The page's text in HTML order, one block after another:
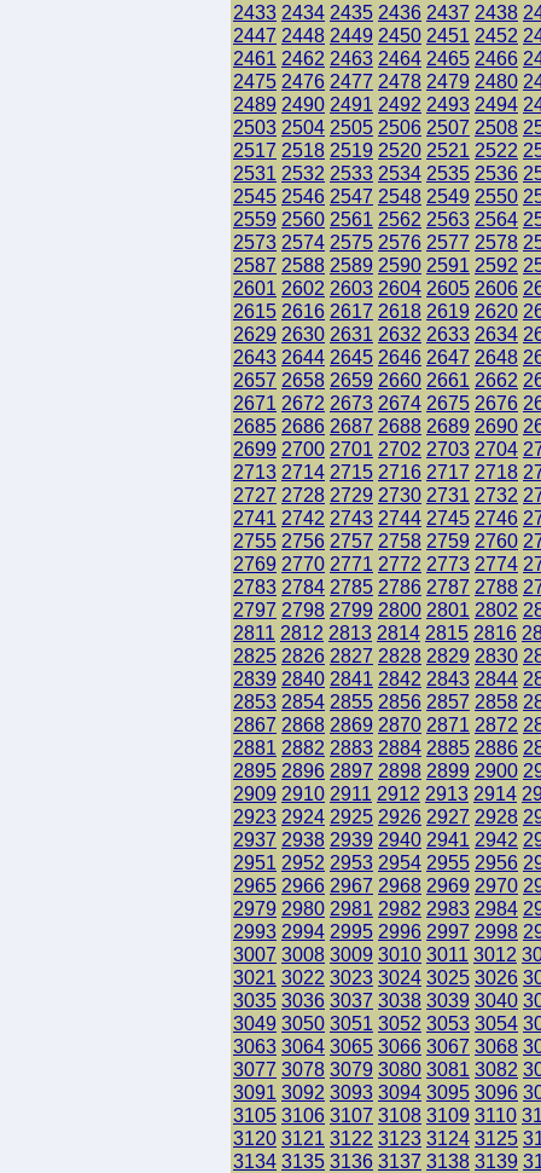
2433 2434 2435 2436 2437 2438
2447 2448 2449 2450 2451 2452
2461 2462 2463 2464 2465 2466
2475 2476 2477 2478 2479 2480
2489 2490 2491 2492 2493 2494
2503 2504 2505 2506 2507 2508
2517 2518 2519 2520 2521 2522
2531 2532 2533 2534 2535 2536
2545 2546 2547 2548 2549 2550
2559 2560 2561 2562 2563 2564
2573 2574 2575 2576 2577 2578
2587 2588 2589 2590 2591 2592
2601 2602 2603 2604 2605 2606
2615 2616 2617 2618 2619 2620
2629 2630 2631 2632 2633 2634
2643 2644 2645 2646 2647 2648
2657 2658 2659 2660 2661 2662
2671 2672 2673 2674 2675 2676
2685 2686 2687 2688 2689 2690
2699 2700 2701 2702 2703 2704
2713 2714 2715 2716 2717 2718
2727 2728 2729 2730 2731 2732
2741 2742 2743 2744 2745 2746
2755 2756 2757 2758 2759 2760
2769 2770 2771 2772 2773 2774
2783 2784 2785 2786 2787 2788
2797 2798 2799 2800 2801 2802
2811 2812 2813 2814 2815 2816
2825 2826 2827 2828 2829 2830
2839 2840 2841 2842 2843 2844
2853 2854 2855 2856 2857 2858
2867 2868 2869 2870 2871 2872
2881 2882 2883 2884 2885 2886
2895 2896 2897 2898 2899 2900
2909 2910 2911 2912 2913 2914
2923 2924 2925 2926 2927 2928
2937 2938 2939 2940 2941 2942
2951 2952 2953 2954 2955 2956
2965 2966 2967 2968 2969 2970
2979 2980 2981 2982 2983 2984
2993 2994 2995 2996 2997 2998
3007 3008 3009 3010 3011 3012
3021 3022 3023 3024 3025 3026
3035 3036 3037 3038 3039 3040
3049 3050 3051 3052 3053 3054
3063 3064 3065 3066 3067 3068
3077 3078 3079 3080 3081 3082
3091 3092 3093 3094 3095 3096
3105 3106 3107 3108 3109 3110
3120 3121 3122 3123 3124 3125
3134 3135 3136 3137 3138 3139